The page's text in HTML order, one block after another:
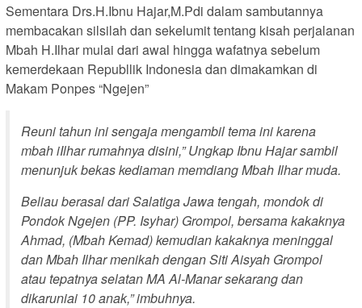
Sementara Drs.H.Ibnu Hajar,M.Pdi dalam sambutannya
membacakan silsilah dan sekelumit tentang kisah perjalanan
Mbah H.Ilhar mulai dari awal hingga wafatnya sebelum
kemerdekaan Republlik Indonesia dan dimakamkan di
Makam Ponpes “Ngejen”
Reuni tahun ini sengaja mengambil tema ini karena
mbah iIlhar rumahnya disini,” Ungkap Ibnu Hajar sambil
menunjuk bekas kediaman memdiang Mbah Ilhar muda.
Beliau berasal dari Salatiga Jawa tengah, mondok di
Pondok Ngejen (PP. Isyhar) Grompol, bersama kakaknya
Ahmad, (Mbah Kemad) kemudian kakaknya meninggal
dan Mbah Ilhar menikah dengan Siti Aisyah Grompol
atau tepatnya selatan MA Al-Manar sekarang dan
dikaruniai 10 anak,” imbuhnya.